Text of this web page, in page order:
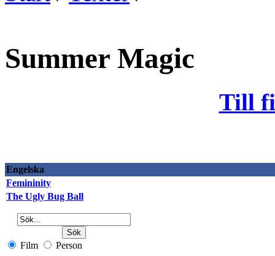
Summer Magic
Till
Engelska
Femininity
The Ugly Bug Ball
Film Person